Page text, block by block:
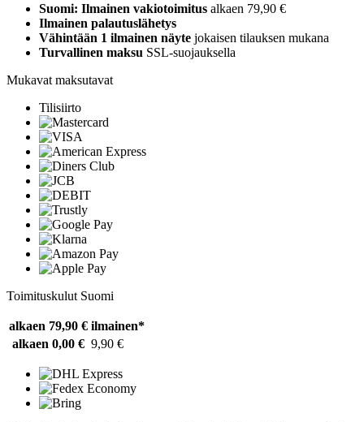
Suomi: Ilmainen vakiotoimitus alkaen 79,90 €
Ilmainen palautuslähetys
Vähintään 1 ilmainen näyte jokaisen tilauksen mukana
Turvallinen maksu SSL-suojauksella
Mukavat maksutavat
Tilisiirto
Toimituskulut Suomi
alkaen 79,90 € ilmainen*
alkaen 0,00 € 9,90 €